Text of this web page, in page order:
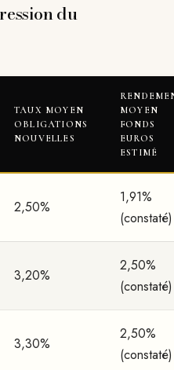
du
TAUX MOYEN
OBLIGATIONS
NOUVELLES
MOYEN
FONDS
EUROS
ESTIMÉ
2,50%
1,91%
(constaté)
3,20%
2,50%
(constaté)
3,30%
2,50%
(constaté)